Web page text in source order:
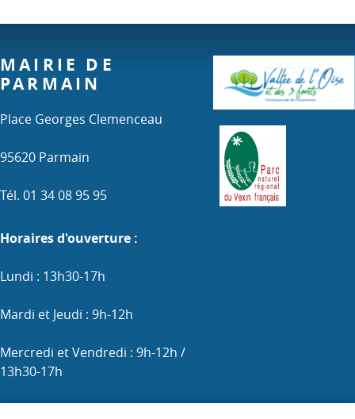
MAIRIE DE
PARMAIN
Place Georges Clemenceau
95620 Parmain
Tél. 01 34 08 95 95
Horaires d'ouverture :
Lundi : 13h30-17h
Mardi et Jeudi : 9h-12h
Mercredi et Vendredi : 9h-12h /
13h30-17h